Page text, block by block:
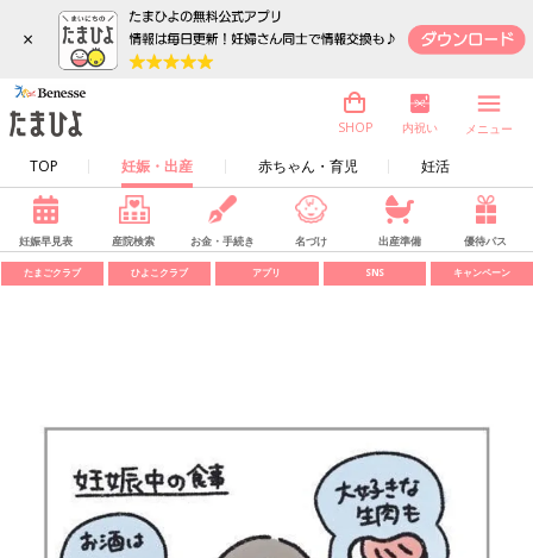
×
TOP 妊娠・出産 赤ちゃん・育児 妊活
SHOP 内祝い メニュー
妊娠早見表 産院検索 お金・手続き 名づけ 出産準備 優待パス
たまごクラブ ひよこクラブ アプリ SNS キャンペーン